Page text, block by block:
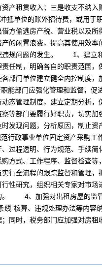
产租赁收入；三是收支不纳入
抵单位的账外招待费，或用于
借方偷逃房产税、营业税以
的闲置浪费，提高其使用效率
违规问题的发生。 1、建立
任制，明确各自的职责范围
部门单位建立健全内控制度
部门应强化管理和监督，促
态管理制度，建立定期分析，
等部门要履行好职责，切实加
发现问题，分析原因，制止资
政事业单位固定资产采购工
过程透明、行为规范、手续
方式、工作程序、监督检查
行全流程的跟踪监督和管理
性研究，组织相关专家对市场
。 4、加强对出租房屋的监
”核算、违规处理办法等内容
同时，税务部门应加强对房租